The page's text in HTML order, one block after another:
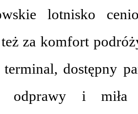
lotnisko
za komfort
terminal, dostępny
i miła